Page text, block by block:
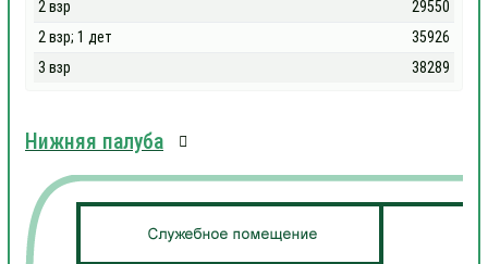
2 взр
29550
2 взр; 1 дет
35926
3 взр
38289
Нижняя палуба